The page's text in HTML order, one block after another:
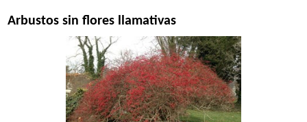
Arbustos sin flores llamativas